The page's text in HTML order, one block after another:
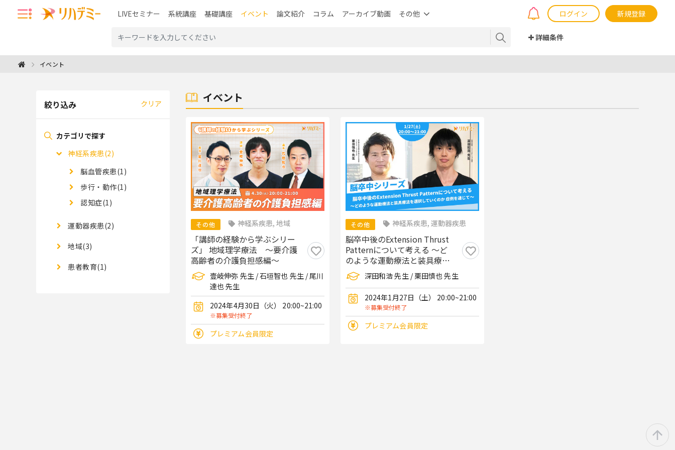
LIVEセミナー 系統講座 基礎講座 イベント 論文紹介 コラム アーカイブ動画 その他 ログイン 新規登録
詳細条件
イベント
絞り込み クリア
カテゴリで探す
神経系疾患(2)
脳血管疾患(1)
歩行・動作(1)
認知症(1)
運動器疾患(2)
地域(3)
患者教育(1)
イベント
その他 神経系疾患, 地域
「講師の経験から学ぶシリー
ズ」 地域理学療法 ～要介護
高齢者の介護負担感編～
壹岐伸弥 先生 / 石垣智也 先生 / 尾川
達也 先生
2024年4月30日（火） 20:00~21:00
※募集受付終了
プレミアム会員限定
その他 神経系疾患, 運動器疾患
脳卒中後のExtension Thrust
Patternについて考える ～ど
のような運動療法と装具療法
を選択していくのか、症例を
通じて～深田和浩 先生 / 栗田慎也 先生
2024年1月27日（土） 20:00~21:00
※募集受付終了
プレミアム会員限定